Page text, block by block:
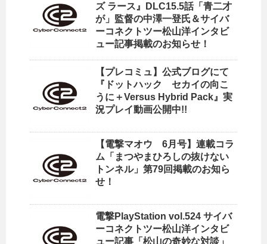
ズ ラース』DLC15.5話「青二才
が」監督の中澤一登氏＆サイバ
ーコネクトツー松山洋インタビ
ュー記事掲載のお知らせ！
【プレコミュ】公式ブログにて
『ドットハック セカイの向こ
うに＋Versus Hybrid Pack』実
況プレイ動画公開中!!
【電撃マオウ 6月号】連載コラ
ム「まつやまひろしの抜けない
トンネル」第79回掲載のお知ら
せ！
電撃PlayStation vol.524 サイバ
ーコネクトツー松山洋インタビ
ュー記事「松山の奇妙な対談」